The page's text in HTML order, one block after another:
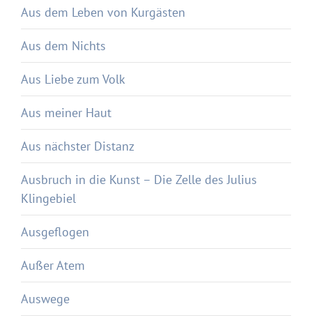
Aus dem Leben von Kurgästen
Aus dem Nichts
Aus Liebe zum Volk
Aus meiner Haut
Aus nächster Distanz
Ausbruch in die Kunst – Die Zelle des Julius
Klingebiel
Ausgeflogen
Außer Atem
Auswege